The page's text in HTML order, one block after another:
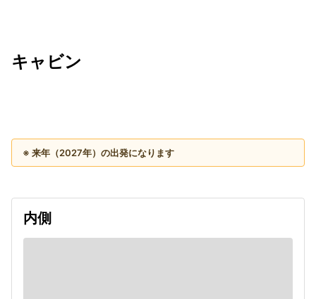
キャビン
※ 来年（2027年）の出発になります
内側